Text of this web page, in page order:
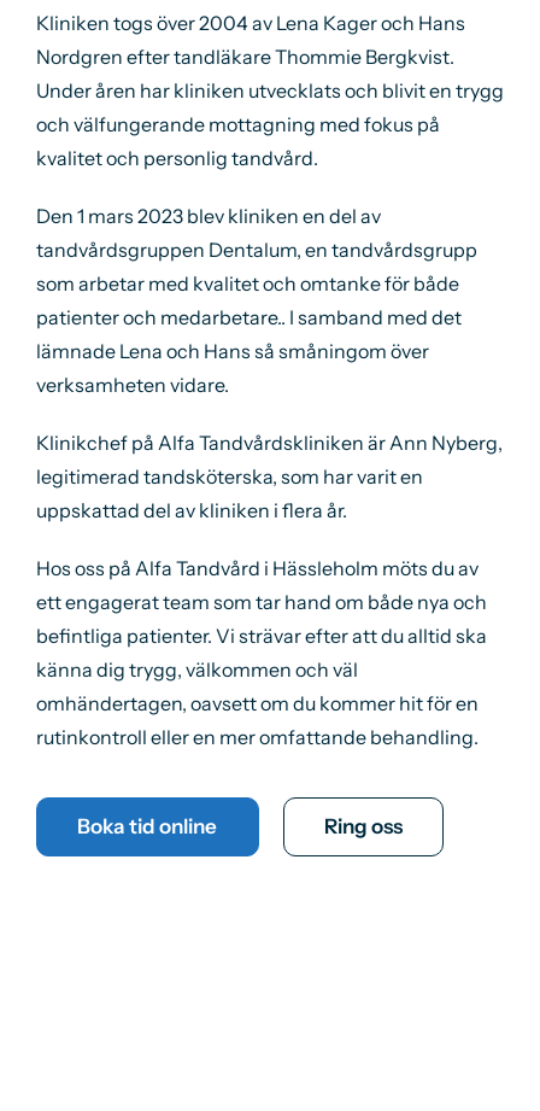
Kliniken togs över 2004 av Lena Kager och Hans
Nordgren efter tandläkare Thommie Bergkvist.
Under åren har kliniken utvecklats och blivit en trygg
och välfungerande mottagning med fokus på
kvalitet och personlig tandvård.
Den 1 mars 2023 blev kliniken en del av
tandvårdsgruppen Dentalum, en tandvårdsgrupp
som arbetar med kvalitet och omtanke för både
patienter och medarbetare.. I samband med det
lämnade Lena och Hans så småningom över
verksamheten vidare.
Klinikchef på Alfa Tandvårdskliniken är Ann Nyberg,
legitimerad tandsköterska, som har varit en
uppskattad del av kliniken i flera år.
Hos oss på Alfa Tandvård i Hässleholm möts duav
ettengageratteam som tar hand om både nya och
befintliga patienter. Vi strävarefterattdualltid ska
känna dig trygg, välkommen och väl
omhändertagen, oavsettom du kommer hitfören
rutinkontroll elleren meromfattande behandling.
Boka tid online Ring oss